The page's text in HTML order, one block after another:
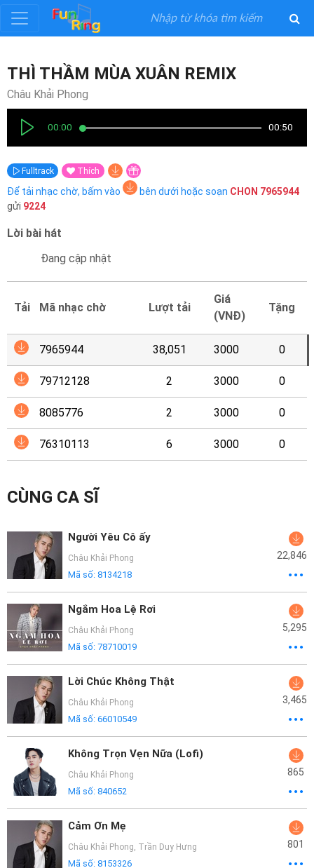
Đăng
ký
nhập
Thể
Loại
Nghệ
Mại
Hướng
Dẫn
Funring
Doanh
Nghiệp
THÌ THẦM MÙA XUÂN REMIX
Châu Khải Phong
00:00 00:50
Fulltrack Thích
Để tải nhạc chờ, bấm vào bên dưới hoặc soạn CHON 7965944
gửi 9224
Lời bài hát
Đang cập nhật
Tải Mã nhạc chờ Lượt tải
Giá
(VNĐ)
Tặng
7965944 38,051 3000 0
79712128 2 3000 0
8085776 2 3000 0
76310113 6 3000 0
CÙNG CA SĨ
Người Yêu Cô ấy
Châu Khải Phong
Mã số: 8134218
22,846
Ngắm Hoa Lệ Rơi
Châu Khải Phong
Mã số: 78710019
5,295
Lời Chúc Không Thật
Châu Khải Phong
Mã số: 66010549
3,465
Không Trọn Vẹn Nữa (Lofi)
Châu Khải Phong
Mã số: 840652
865
Cảm Ơn Mẹ
Châu Khải Phong, Trần Duy Hưng
Mã số: 8153326
801